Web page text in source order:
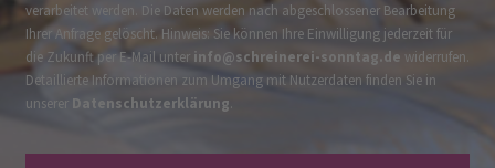
verarbeitet werden. Die Daten werden nach abgeschlossener Bearbeitung
Ihrer Anfrage gelöscht. Hinweis: Sie können Ihre Einwilligung jederzeit für
die Zukunft per E-Mail unter info@schreinerei-sonntag.de widerrufen.
Detaillierte Informationen zum Umgang mit Nutzerdaten finden Sie in
unserer Datenschutzerklärung.